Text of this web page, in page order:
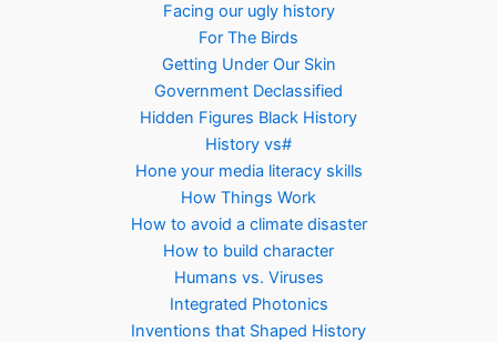
Facing our ugly history
For The Birds
Getting Under Our Skin
Government Declassified
Hidden Figures Black History
History vs#
Hone your media literacy skills
How Things Work
How to avoid a climate disaster
How to build character
Humans vs. Viruses
Integrated Photonics
Inventions that Shaped History